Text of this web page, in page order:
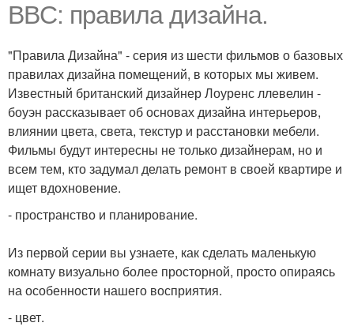
BBC: правила дизайна.
"Правила Дизайна" - серия из шести фильмов о базовых
правилах дизайна помещений, в которых мы живем.
Известный британский дизайнер Лоуренс ллевелин -
боуэн рассказывает об основах дизайна интерьеров,
влиянии цвета, света, текстур и расстановки мебели.
Фильмы будут интересны не только дизайнерам, но и
всем тем, кто задумал делать ремонт в своей квартире и
ищет вдохновение.
- пространство и планирование.
Из первой серии вы узнаете, как сделать маленькую
комнату визуально более просторной, просто опираясь
на особенности нашего восприятия.
- цвет.